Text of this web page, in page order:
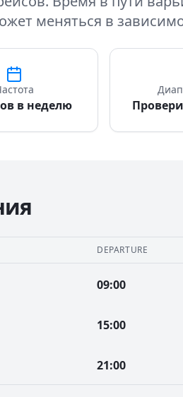
меняться в
в неделю
DEPARTURE
09:00
15:00
21:00